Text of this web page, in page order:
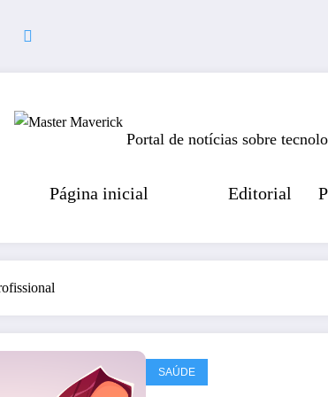
Portal de notícias sobre
Página inicial Editorial
SAÚDE